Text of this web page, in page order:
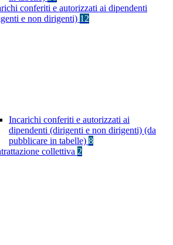
conferiti e autorizzati ai dipendenti
e non dirigenti) 12
Incarichi conferiti e autorizzati ai
dipendenti (dirigenti e non dirigenti) (da
pubblicare in tabelle) 8
collettiva 2